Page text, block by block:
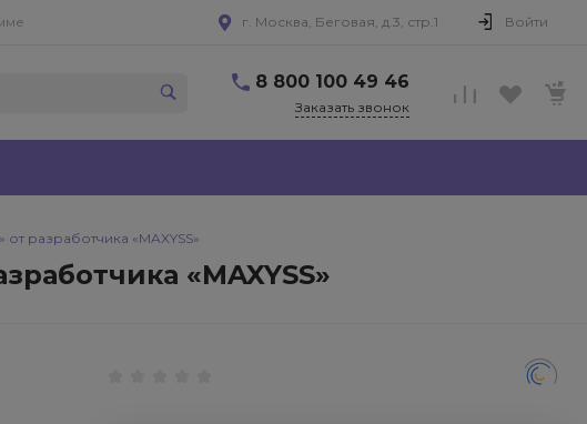
г. Москва, Беговая, д.3, стр.1 Войти
8 800 100 49 46
Заказать звонок
разработчика «MAXYSS»
«MAXYSS»